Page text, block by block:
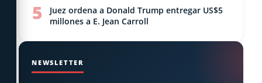
5
Juez ordena a Donald Trump entregar US$5
millones a E. Jean Carroll
NEWSLETTER